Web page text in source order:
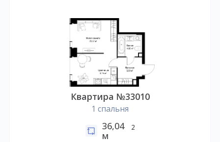
Квартира №33010
1 спальня
36,04
м
2